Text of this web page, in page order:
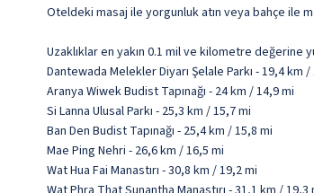
Oteldeki masaj ile yorgunluk atın veya bahçe ile
Uzaklıklar en yakın 0.1 mil ve kilometre
Dantewada Melekler Diyarı Şelale Parkı - 19,4 km /
Aranya Wiwek Budist Tapınağı - 24 km / 14,9 mi
Si Lanna Ulusal Parkı - 25,3 km / 15,7 mi
Ban Den Budist Tapınağı - 25,4 km / 15,8 mi
Mae Ping Nehri - 26,6 km / 16,5 mi
Wat Hua Fai Manastırı - 30,8 km / 19,2 mi